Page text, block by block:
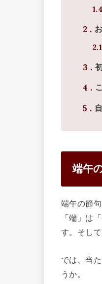
1.4
2
2.1
3
4
5
端午
端午の節
「端」は
す。そし
では、当
うか。